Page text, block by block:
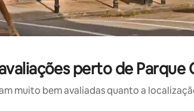
perto de Parque
muito bem avaliadas quanto a